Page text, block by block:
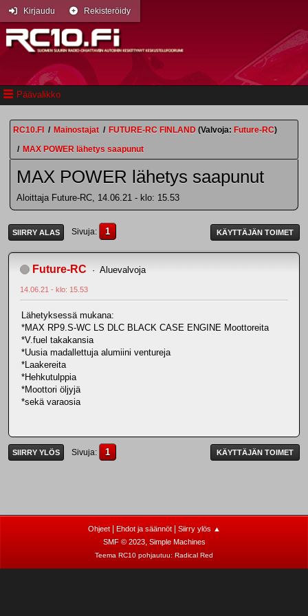
Päävalikko
Kirjaudu Rekisteröidy
RC10.FI / Mainostajat / FUTURE-RC FINLAND (Valvoja: Future-RC)
/ MAX POWER lähetys saapunut
MAX POWER lähetys saapunut
Aloittaja Future-RC, 14.06.21 - klo: 15.53
SIIRRY ALAS Sivuja 1 KÄYTTÄJÄN TOIMET
Future-RC Aluevalvoja
14.06.21 - klo: 15.53
Lähetyksessä mukana:
*MAX RP9.S-WC LS DLC BLACK CASE ENGINE Moottoreita
*V.fuel takakansia
*Uusia madallettuja alumiini ventureja
*Laakereita
*Hehkutulppia
*Moottori öljyjä
*sekä varaosia
SIIRRY YLÖS Sivuja 1 KÄYTTÄJÄN TOIMET
Ohjeet| Ehdot ja säännöt|
Siirry ylös ▲
SMF © 2023, Simple Machines
Teema RC10 pohjautuu: Radical Red